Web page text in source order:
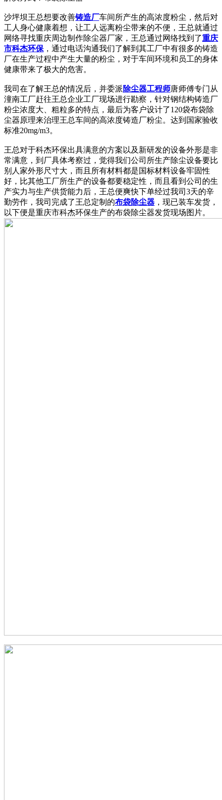
沙坪坝王总想要改善铸造厂车间所产生的高浓度粉尘，然后对
工人身心健康着想，让工人远离粉尘带来的不便，王总就通过
网络寻找重庆周边制作除尘器厂家，王总通过网络找到了重庆
市科杰环保 ，通过电话沟通我们了解到其工厂中有很多的铸造
厂在生产过程中产生大量的粉尘，对于车间环境和员工的身体
健康带来了极大的危害。
我司在了解王总的情况后，并委派除尘器工程师唐师傅专门从
潼南工厂赶往王总企业工厂现场进行勘察，针对钢结构铸造厂
粉尘浓度大、粗粒多的特点，最后为客户设计了120袋布袋除
尘器原理来治理王总车间的高浓度铸造厂粉尘。达到国家验收
标准20mg/m3。
王总对于科杰环保出具满意的方案以及新研发的设备外形是非
常满意，到厂具体考察过，觉得我们公司所生产除尘设备要比
别人家外形尺寸大，而且所有材料都是国标材料设备牢固性
好，比其他工厂所生产的设备都要稳定性，而且看到公司的生
产实力与生产供货能力后，王总便爽快下单经过我司3天的辛
勤劳作，我司完成了王总定制的布袋除尘器 ，现已装车发货，
以下便是重庆市科杰环保生产的布袋除尘器发货现场图片。